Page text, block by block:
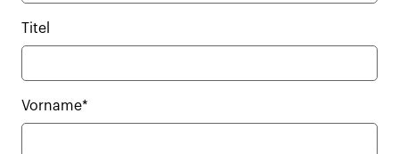
Titel
Vorname*